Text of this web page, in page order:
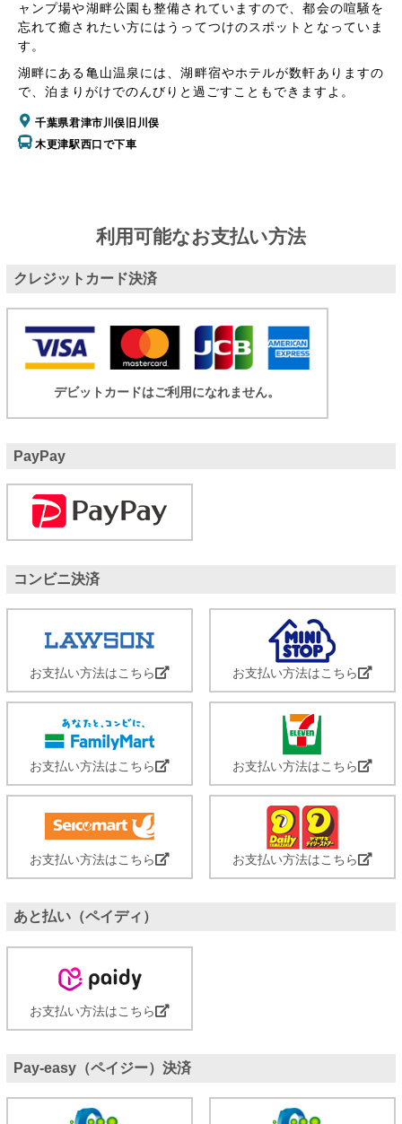
ャンプ場や湖畔公園も整備されていますので、都会の喧騒を
忘れて癒されたい方にはうってつけのスポットとなっていま
す。
湖畔にある亀山温泉には、湖畔宿やホテルが数軒ありますの
で、泊まりがけでのんびりと過ごすこともできますよ。
千葉県君津市川俣旧川俣
木更津駅西口で下車
利用可能なお支払い方法
クレジットカード決済
デビットカードはご利用になれません。
PayPay
コンビニ決済
お支払い方法はこちら お支払い方法はこちら
お支払い方法はこちら お支払い方法はこちら
お支払い方法はこちら お支払い方法はこちら
あと払い（ペイディ）
お支払い方法はこちら
Pay-easy（ペイジー）決済